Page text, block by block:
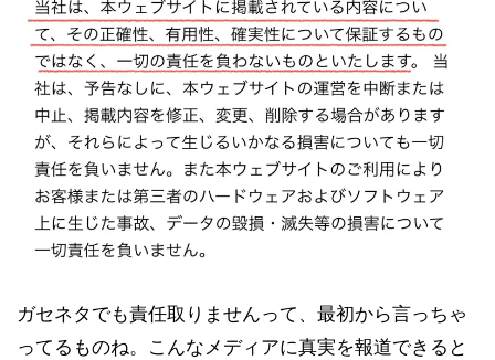
ガセネタでも責任取りませんって、最初から言っちゃ
ってるものね。こんなメディアに真実を報道できると